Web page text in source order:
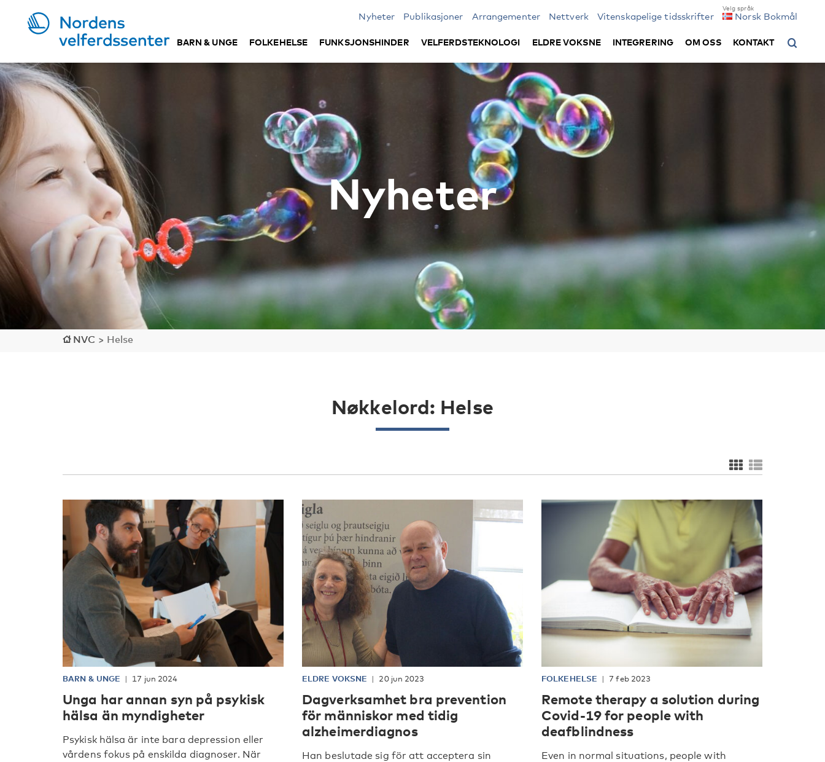
Nyheter Publikasjoner Arrangementer Nettverk Vitenskapelige tidsskrifter Norsk Bokmål
BARN & UNGE FOLKEHELSE FUNKSJONSHINDER VELFERDSTEKNOLOGI ELDRE VOKSNE INTEGRERING OM OSS KONTAKT
Nyheter
NVC > Helse
Nøkkelord: Helse
BARN & UNGE 17 jun 2024
Unga har annan syn på psykisk
hälsa än myndigheter
Psykisk hälsa är inte bara depression eller
vårdens fokus på enskilda diagnoser. När
ELDRE VOKSNE 20 jun 2023
Dagverksamhet bra prevention
för människor med tidig
alzheimerdiagnos
Han beslutade sig för att acceptera sin
FOLKEHELSE 7 feb 2023
Remote therapy a solution during
Covid-19 for people with
deafblindness
Even in normal situations, people with